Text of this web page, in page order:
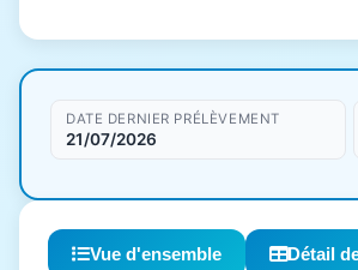
Résultats de qualité de
DATE DERNIER PRÉLÈVEMENT
21/07/2026
Vue d'ensemble Détail